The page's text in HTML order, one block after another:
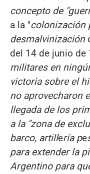
concepto de "
a la "colonización
desmalvinización
del 14 de junio de
militares en
victoria sobre el
no aprovecharon
llegada de los
a la "zona de
barco, artillería pe
para extender la
Argentino para